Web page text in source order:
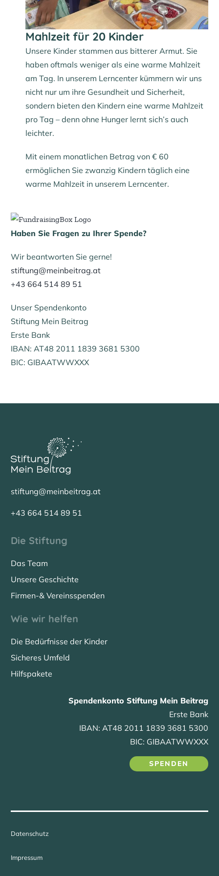
Mahlzeit für 20 Kinder
Unsere Kinder stammen aus bitterer Armut. Sie
haben oftmals weniger als eine warme Mahlzeit
am Tag. In unserem Lerncenter kümmern wir uns
nicht nur um ihre Gesundheit und Sicherheit,
sondern bieten den Kindern eine warme Mahlzeit
pro Tag – denn ohne Hunger lernt sich’s auch
leichter.
Mit einem monatlichen Betrag von € 60
ermöglichen Sie zwanzig Kindern täglich eine
warme Mahlzeit in unserem Lerncenter.
Haben Sie Fragen zu Ihrer Spende?
Wir beantworten Sie gerne!
stiftung@meinbeitrag.at
+43 664 514 89 51
Unser Spendenkonto
Stiftung Mein Beitrag
Erste Bank
IBAN: AT48 2011 1839 3681 5300
BIC: GIBAATWWXXX
stiftung@meinbeitrag.at
+43 664 514 89 51
Die Stiftung
Das Team
Unsere Geschichte
Firmen-& Vereinsspenden
Wie wir helfen
Die Bedürfnisse der Kinder
Sicheres Umfeld
Hilfspakete
Spendenkonto Stiftung Mein Beitrag
Erste Bank
IBAN: AT48 2011 1839 3681 5300
BIC: GIBAATWWXXX
SPENDEN
Datenschutz
Impressum